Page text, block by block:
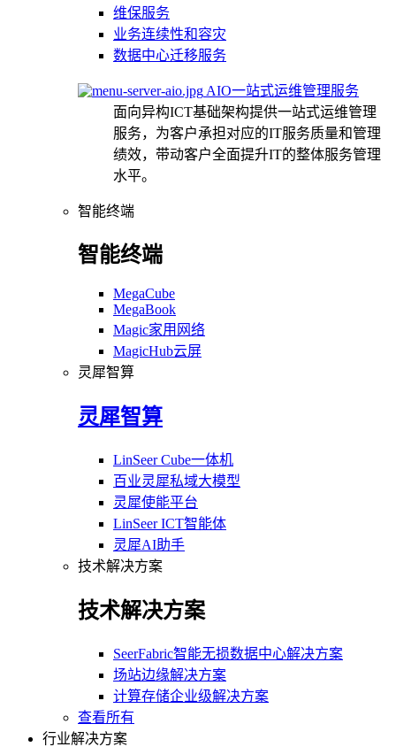
维保服务
业务连续性和容灾
数据中心迁移服务
AIO一站式运维管理服务
面向异构ICT基础架构提供一站式运维管理
服务，为客户承担对应的IT服务质量和管理
绩效，带动客户全面提升IT的整体服务管理
水平。
智能终端
智能终端
MegaCube
MegaBook
Magic家用网络
MagicHub云屏
灵犀智算
灵犀智算
LinSeer Cube一体机
百业灵犀私域大模型
灵犀使能平台
LinSeer ICT智能体
灵犀AI助手
技术解决方案
技术解决方案
SeerFabric智能无损数据中心解决方案
场站边缘解决方案
计算存储企业级解决方案
查看所有
行业解决方案